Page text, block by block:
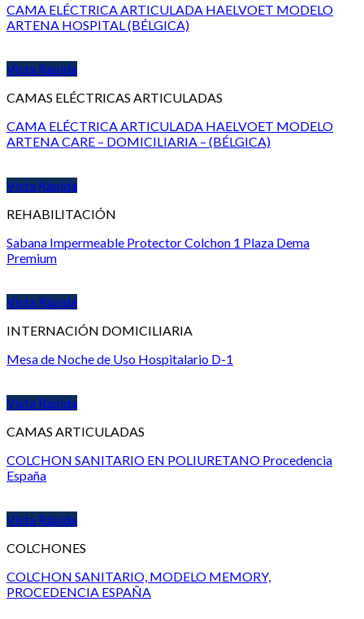
CAMA ELÉCTRICA ARTICULADA HAELVOET MODELO
ARTENA HOSPITAL (BÉLGICA)
Vista Rápida
CAMAS ELÉCTRICAS ARTICULADAS
CAMA ELÉCTRICA ARTICULADA HAELVOET MODELO
ARTENA CARE – DOMICILIARIA – (BÉLGICA)
Vista Rápida
REHABILITACIÓN
Sabana Impermeable Protector Colchon 1 Plaza Dema
Premium
Vista Rápida
INTERNACIÓN DOMICILIARIA
Mesa de Noche de Uso Hospitalario D-1
Vista Rápida
CAMAS ARTICULADAS
COLCHON SANITARIO EN POLIURETANO Procedencia
España
Vista Rápida
COLCHONES
COLCHON SANITARIO, MODELO MEMORY,
PROCEDENCIA ESPAÑA